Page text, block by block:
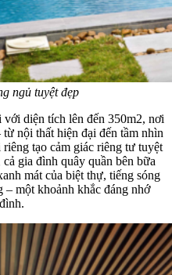
ngủ tuyệt đẹp
diện tích lên đến 350m2, nơi
nội thất hiện đại đến tầm nhìn
tạo cảm giác riêng tư tuyệt
gia đình quây quần bên bữa
mát của biệt thự, tiếng sóng
– một khoảnh khắc đáng nhớ